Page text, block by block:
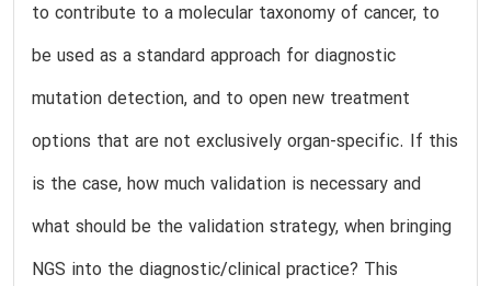
to contribute to a molecular taxonomy of cancer, to
be used as a standard approach for diagnostic
mutation detection, and to open new treatment
options that are not exclusively organ-specific. If this
is the case, how much validation is necessary and
what should be the validation strategy, when bringing
NGS into the diagnostic/clinical practice? This